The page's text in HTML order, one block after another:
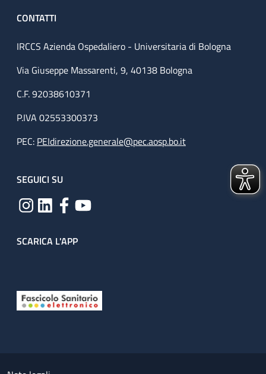
CONTATTI
IRCCS Azienda Ospedaliero - Universitaria di Bologna
Via Giuseppe Massarenti, 9, 40138 Bologna
C.F. 92038610371
P.IVA 02553300373
PEC: PEIdirezione.generale@pec.aosp.bo.it
SEGUICI SU
SCARICA L'APP
Small prints